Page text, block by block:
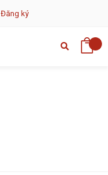
Đăng ký